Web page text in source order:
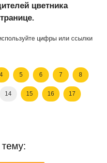
цветника
цифры или ссылки
4 5 6 7 8
14 15 16 17